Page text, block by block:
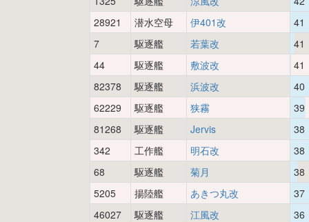
28921
潜水空母 伊401改
41
7
駆逐艦 若葉改
41
44
駆逐艦 敷波改
41
82378
駆逐艦 浜波改
40
62229
駆逐艦 狭霧
39
81268
駆逐艦 Jervis
38
342
工作艦 明石改
38
68
駆逐艦 菊月
38
5205
揚陸艦 あきつ丸改
37
46027
駆逐艦 江風改
36